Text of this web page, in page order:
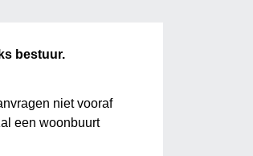
bestuur.
niet vooraf
een woonbuurt